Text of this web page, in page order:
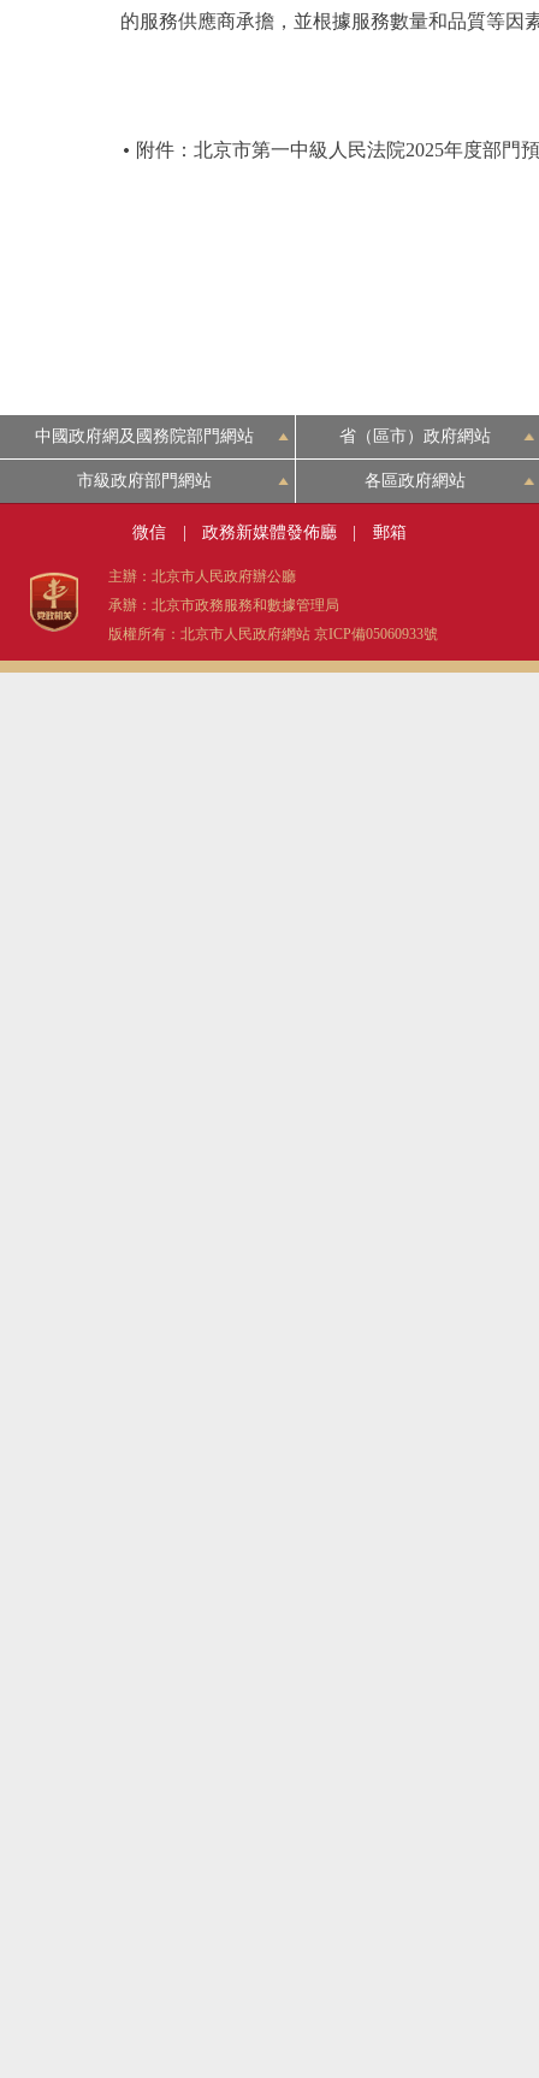
的服務供應商承擔，並根據服務數量和品質等因
附件：北京市第一中級人民法院2025年度部門
中國政府網及國務院部門網站 省（區市）政府網站
市級政府部門網站 各區政府網站
微信 政務新媒體發佈廳 郵箱
主辦：北京市人民政府辦公廳
承辦：北京市政務服務和數據管理局
版權所有：北京市人民政府網站 京ICP備05060933號